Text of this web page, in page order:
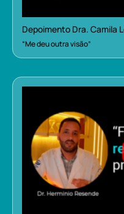
Depoimento Dra. Camila
“Me deu outra visão”